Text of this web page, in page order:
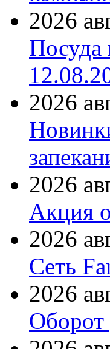
2026
Посуда
2026
2026
Акция
2026
Сеть
2026
Оборот